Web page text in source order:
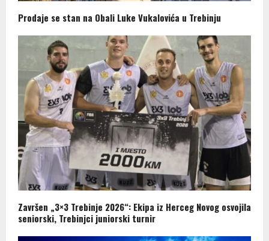
Prodaje se stan na Obali Luke Vukalovića u Trebinju
Završen „3×3 Trebinje 2026“: Ekipa iz Herceg Novog osvojila
seniorski, Trebinjci juniorski turnir